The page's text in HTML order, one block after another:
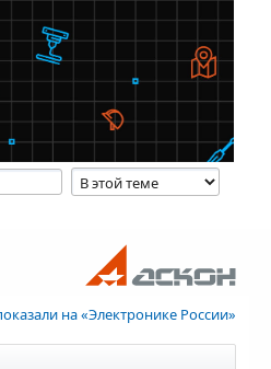
на «Электронике России»